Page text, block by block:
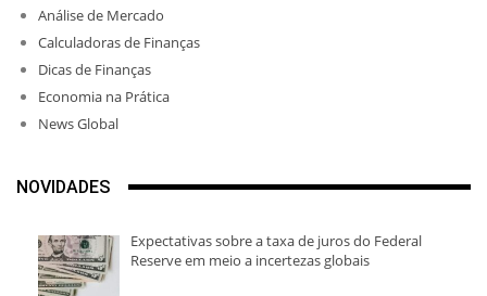
Análise de Mercado
Calculadoras de Finanças
Dicas de Finanças
Economia na Prática
News Global
NOVIDADES
Expectativas sobre a taxa de juros do Federal
Reserve em meio a incertezas globais